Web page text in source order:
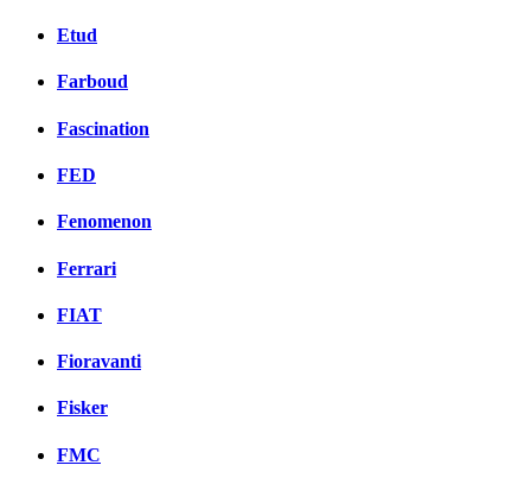
Etud
Farboud
Fascination
FED
Fenomenon
Ferrari
FIAT
Fioravanti
Fisker
FMC